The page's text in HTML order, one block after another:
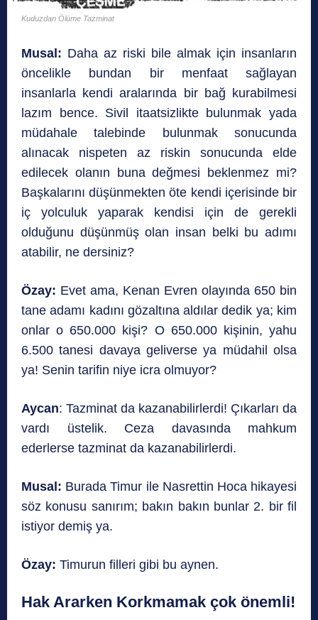
Kuduzdan Ölüme Tazminat
Musal: Daha az riski bile almak için insanların
öncelikle bundan bir menfaat sağlayan
insanlarla kendi aralarında bir bağ kurabilmesi
lazım bence. Sivil itaatsizlikte bulunmak yada
müdahale talebinde bulunmak sonucunda
alınacak nispeten az riskin sonucunda elde
edilecek olanın buna değmesi beklenmez mi?
Başkalarını düşünmekten öte kendi içerisinde bir
iç yolculuk yaparak kendisi için de gerekli
olduğunu düşünmüş olan insan belki bu adımı
atabilir, ne dersiniz?
Özay: Evet ama, Kenan Evren olayında 650 bin
tane adamı kadını gözaltına aldılar dedik ya; kim
onlar o 650.000 kişi? O 650.000 kişinin, yahu
6.500 tanesi davaya geliverse ya müdahil olsa
ya! Senin tarifin niye icra olmuyor?
Aycan: Tazminat da kazanabilirlerdi! Çıkarları da
vardı üstelik. Ceza davasında mahkum
ederlerse tazminat da kazanabilirlerdi.
Musal: Burada Timur ile Nasrettin Hoca hikayesi
söz konusu sanırım; bakın bakın bunlar 2. bir fil
istiyor demiş ya.
Özay: Timurun filleri gibi bu aynen.
Hak Ararken Korkmamak çok önemli!